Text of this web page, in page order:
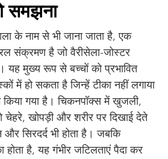
समझना
के नाम से भी जाना जाता है, एक
संक्रमण है जो वैरीसेला-जोस्टर
यह मुख्य रूप से बच्चों को प्रभावित
में हो सकता है जिन्हें टीका नहीं लगाया
किया गया है। चिकनपॉक्स में खुजली,
खोपड़ी और शरीर पर दिखाई देते
सिरदर्द भी होता है। जबकि
है, यह गंभीर जटिलताएं पैदा कर